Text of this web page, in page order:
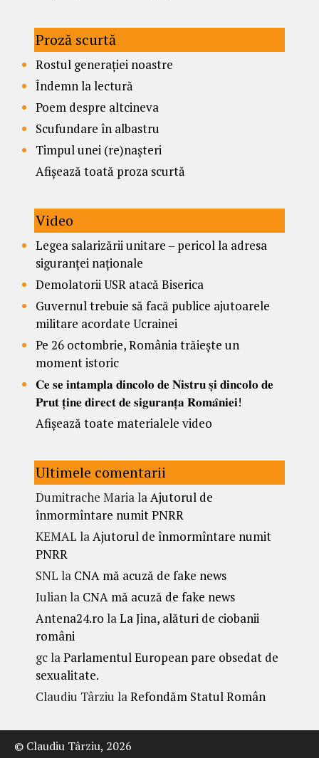
Proză scurtă
Rostul generației noastre
Îndemn la lectură
Poem despre altcineva
Scufundare în albastru
Timpul unei (re)nașteri
Afișează toată proza scurtă
Video
Legea salarizării unitare – pericol la adresa
siguranței naționale
Demolatorii USR atacă Biserica
Guvernul trebuie să facă publice ajutoarele
militare acordate Ucrainei
Pe 26 octombrie, România trăiește un
moment istoric
𝐂𝐞 𝐬𝐞 𝐢𝐧𝐭𝐚𝐦𝐩𝐥𝐚 𝐝𝐢𝐧𝐜𝐨𝐥𝐨 𝐝𝐞 𝐍𝐢𝐬𝐭𝐫𝐮 𝐬̦𝐢 𝐝𝐢𝐧𝐜𝐨𝐥𝐨 𝐝𝐞
𝐏𝐫𝐮𝐭 𝐭̦𝐢𝐧𝐞 𝐝𝐢𝐫𝐞𝐜𝐭 𝐝𝐞 𝐬𝐢𝐠𝐮𝐫𝐚𝐧𝐭̦𝐚 𝐑𝐨𝐦𝐚̂𝐧𝐢𝐞𝐢!
Afișează toate materialele video
Ultimele comentarii
Dumitrache MarialaAjutorul de
înmormîntare numit PNRR
KEMAL laAjutorul de înmormîntare numit
PNRR
SNL la CNA mă acuză de fake news
Iulianla CNA mă acuză de fake news
Antena24.ro laLa Jina, alături de ciobanii
români
gclaParlamentul European pare obsedat de
sexualitate.
Claudiu Târziu laRefondăm Statul Român
© Claudiu Târziu, 2026